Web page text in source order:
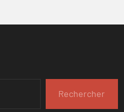
Rechercher